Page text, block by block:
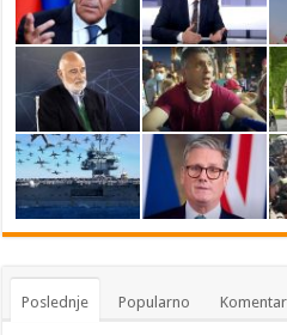
Poslednje Popularno